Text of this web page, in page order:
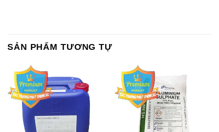
SẢN PHẨM TƯƠNG TỰ